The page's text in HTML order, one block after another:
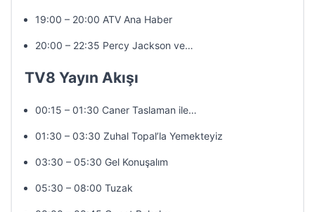
19:00 – 20:00 ATV Ana Haber
20:00 – 22:35 Percy Jackson ve…
TV8 Yayın Akışı
00:15 – 01:30 Caner Taslaman ile…
01:30 – 03:30 Zuhal Topal’la Yemekteyiz
03:30 – 05:30 Gel Konuşalım
05:30 – 08:00 Tuzak